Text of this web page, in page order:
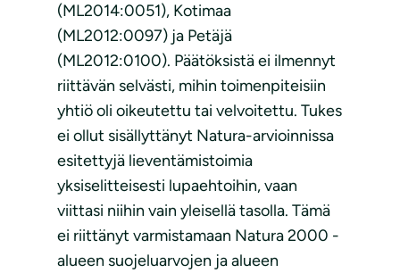
(ML2014:0051), Kotimaa
(ML2012:0097) ja Petäjä
(ML2012:0100). Päätöksistä ei ilmennyt
riittävän selvästi, mihin toimenpiteisiin
yhtiö oli oikeutettu tai velvoitettu. Tukes
ei ollut sisällyttänyt Natura-arvioinnissa
esitettyjä lieventämistoimia
yksiselitteisesti lupaehtoihin, vaan
viittasi niihin vain yleisellä tasolla. Tämä
ei riittänyt varmistamaan Natura 2000 -
alueen suojeluarvojen ja alueen